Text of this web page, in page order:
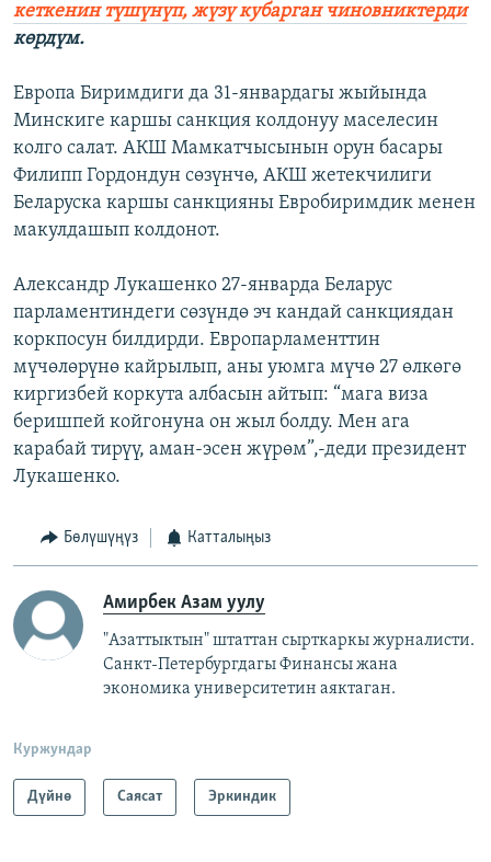
кеткенин түшүнүп, жүзү кубарган чиновниктерди
көрдүм.
Европа Биримдиги да 31-январдагы жыйында
Минскиге каршы санкция колдонуу маселесин
колго салат. АКШ Мамкатчысынын орун басары
Филипп Гордондун сөзүнчө, АКШ жетекчилиги
Беларуска каршы санкцияны Евробиримдик менен
макулдашып колдонот.
Александр Лукашенко 27-январда Беларус
парламентиндеги сөзүндө эч кандай санкциядан
коркпосун билдирди. Европарламенттин
мүчөлөрүнө кайрылып, аны уюмга мүчө 27 өлкөгө
киргизбей коркута албасын айтып: “мага виза
беришпей койгонуна он жыл болду. Мен ага
карабай тирүү, аман-эсен жүрөм”,-деди президент
Лукашенко.
Бөлүшүңүз Катталыңыз
Амирбек Азам уулу
"Азаттыктын" штаттан сырткаркы журналисти.
Санкт-Петербургдагы Финансы жана
экономика университетин аяктаган.
Куржундар
Дүйнө Саясат Эркиндик